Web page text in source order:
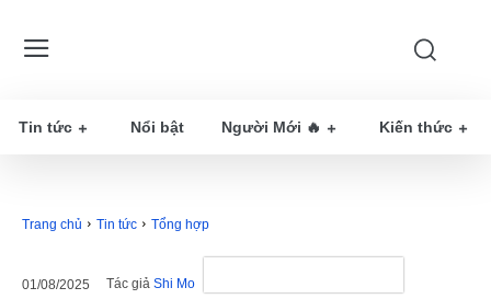
Tin tức Nổi bật Người Mới 🔥 Kiến thức
Trang chủ Tin tức Tổng hợp
01/08/2025 Tác giả Shi Mo